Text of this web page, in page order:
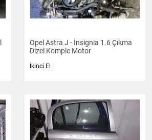
Opel Astra J - İnsignia 1.6 Çıkma
Dizel Komple Motor
İkinci El